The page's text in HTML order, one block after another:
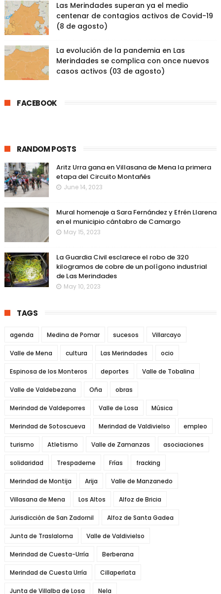
Las Merindades superan ya el medio
centenar de contagios activos de Covid-19
(8 de agosto)
La evolución de la pandemia en Las
Merindades se complica con once nuevos
casos activos (03 de agosto)
FACEBOOK
RANDOM POSTS
Aritz Urra gana en Villasana de Mena la primera
etapa del Circuito Montañés
June 14, 2023
Mural homenaje a Sara Fernández y Efrén Llarena
en el municipio cántabro de Camargo
May 15, 2023
La Guardia Civil esclarece el robo de 320
kilogramos de cobre de un polígono industrial
de Las Merindades
May 10, 2023
TAGS
agenda Medina de Pomar sucesos Villarcayo
Valle de Mena cultura Las Merindades ocio
Espinosa de los Monteros deportes Valle de Tobalina
Valle de Valdebezana Oña obras
Merindad de Valdeporres Valle de Losa Música
Merindad de Sotoscueva Merindad de Valdivielso empleo
turismo Atletismo Valle de Zamanzas asociaciones
solidaridad Trespaderne Frías fracking
Merindad de Montija Arija Valle de Manzanedo
Villasana de Mena Los Altos Alfoz de Bricia
Jurisdicción de San Zadornil Alfoz de Santa Gadea
Junta de Traslaloma Valle de Valdivielso
Merindad de Cuesta-Urría Berberana
Merindad de Cuesta Urría Cillaperlata
Junta de Villalba de Losa Nela